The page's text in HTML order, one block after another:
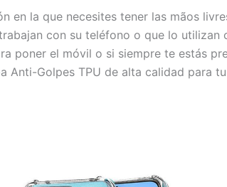
en la que necesites tener las mãos
con su teléfono o que lo utilizan
poner el móvil o si siempre te estás
Anti-Golpes TPU de alta calidad para